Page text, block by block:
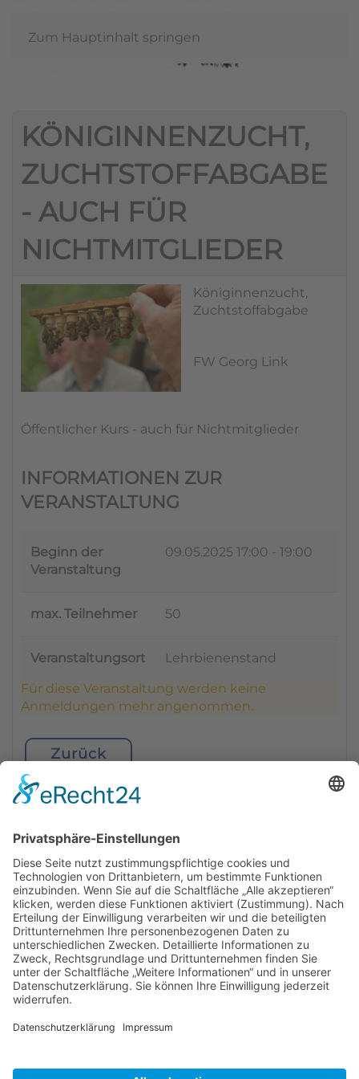
Zum Hauptinhalt springen
KÖNIGINNENZUCHT,
ZUCHTSTOFFABGABE
- AUCH FÜR
NICHTMITGLIEDER
Königinnenzucht,
Zuchtstoffabgabe
FW Georg Link
Öffentlicher Kurs - auch für Nichtmitglieder
INFORMATIONEN ZUR
VERANSTALTUNG
Beginn der
Veranstaltung
09.05.2025 17:00 - 19:00
max. Teilnehmer 50
Veranstaltungsort
Lehrbienenstand
Für diese Veranstaltung werden keine
Anmeldungen mehr angenommen.
Zurück
BIENENZUCHTVEREIN
MEMMINGEN E.V.
In und um Memmingen im Dienst für Bienen und
deren Halter, für die Natur und deren Erhaltung.
Copyright ©2026Bienenzuchtverein